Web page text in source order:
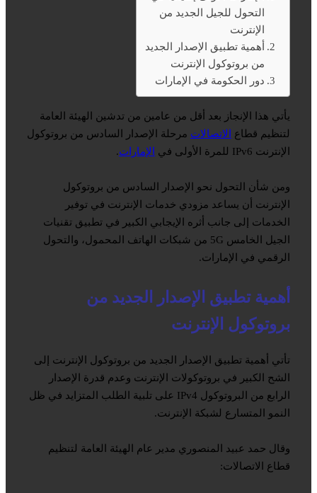
التحول للجيل الجديد من
الإنترنت
أهمية تطبيق الإصدار الجديد
من بروتوكول الإنترنت
دور الحكومة في الإمارات
يأتي هذا الإنجاز بعد أقل من عامين من تدشين الهيئة العامة
لتنظيم قطاع
الاتصالات مرحلة الإصدار السادس من بروتوكول
الإنترنت IPv6 للمرة الأولى في
الإمارات.
ومن شأن التحول نحو الإصدار السادس من بروتوكول
الإنترنت أن يساعد مزودي خدمات الإنترنت في توفير
الخدمات إلى جانب أثره الإيجابي الكبير في تطبيق تقنيات
الجيل الخامس 5G من شبكات الهاتف المحمول، والتحول
الرقمي في الإمارات.
أهمية تطبيق الإصدار الجديد من
بروتوكول الإنترنت
تأتي أهمية تطبيق الإصدار الجديد من بروتوكول الإنترنت إلى
الشح الكبير في بروتوكولات الإنترنت وعدم قدرة الإصدار
الرابع من البروتوكول IPv4 على تلبية الطلب المتزايد في ظل
النمو المتسارع لشبكة الإنترنت.
وقال حمد عبيد المنصوري مدير عام الهيئة العامة لتنظيم
قطاع الاتصالات: